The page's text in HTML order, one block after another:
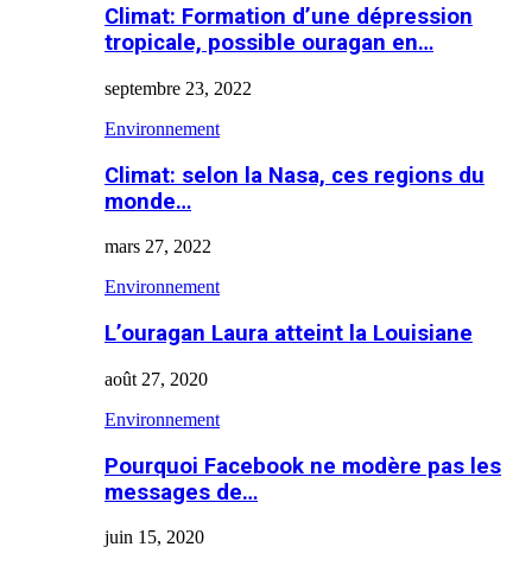
Climat: Formation d’une dépression
tropicale, possible ouragan en…
septembre 23, 2022
Environnement
Climat: selon la Nasa, ces regions du
monde…
mars 27, 2022
Environnement
L’ouragan Laura atteint la Louisiane
août 27, 2020
Environnement
Pourquoi Facebook ne modère pas les
messages de…
juin 15, 2020